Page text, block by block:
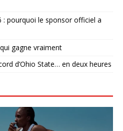
pourquoi le sponsor officiel a
gagne vraiment
d’Ohio State… en deux heures